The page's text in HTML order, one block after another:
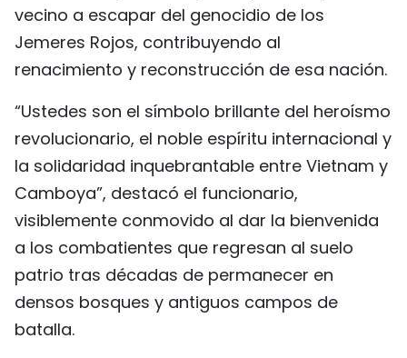
vecino a escapar del genocidio de los
Jemeres Rojos, contribuyendo al
renacimiento y reconstrucción de esa nación.
“Ustedes son el símbolo brillante del heroísmo
revolucionario, el noble espíritu internacional y
la solidaridad inquebrantable entre Vietnam y
Camboya”, destacó el funcionario,
visiblemente conmovido al dar la bienvenida
a los combatientes que regresan al suelo
patrio tras décadas de permanecer en
densos bosques y antiguos campos de
batalla.